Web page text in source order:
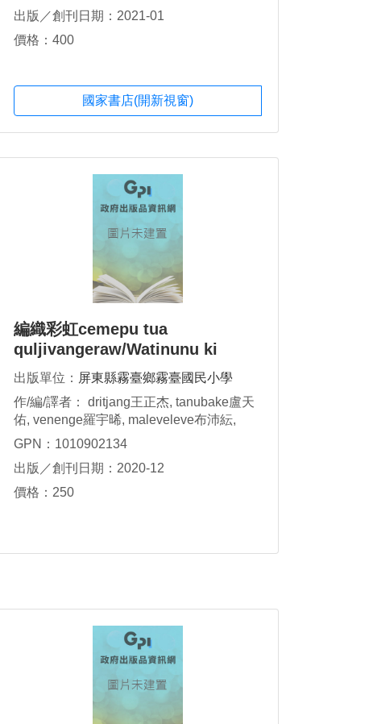
出版／創刊日期：2021-01
價格：400
國家書店(開新視窗)
編織彩虹cemepu tua
quljivangeraw/Watinunu ki
balrilawlaw
出版單位： 屏東縣霧臺鄉霧臺國民小學
作/編/譯者： dritjang王正杰, tanubake盧天
佑, venenge羅宇晞, maleveleve布沛紜,
zuluzulu賴加宴, lvaulavu高婷瑄
GPN：1010902134
出版／創刊日期：2020-12
價格：250